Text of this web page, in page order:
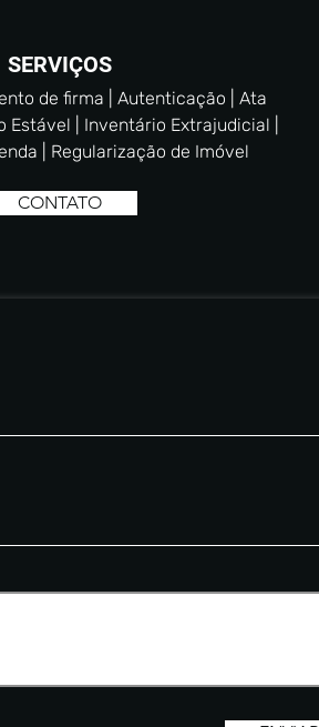
SERVIÇOS
de firma | Autenticação | Ata
Estável | Inventário Extrajudicial |
| Regularização de Imóvel
CONTATO